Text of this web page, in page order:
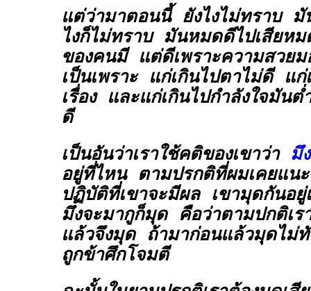
แต่ว่ามาตอนนี้ ยังไงไม่ทราบ มั
ไงก็ไม่ทราบ มันหมดดีไปเสียห
ของคนมี แต่ดีเพราะความสวยม
เป็นเพราะ แก่เกินไปตาไม่ดี แก่
เรื่อง และแก่เกินไปกำลังใจมัน
ดี
เป็นอันว่าเราใช้คติของเขาว่า มึ
อยู่ที่ไหน ตามปรกติที่ผมเคยแน
ปฏิบัติที่เขาจะมีผล เขามุดกันอ
มึงจะมากูก็มุด คือว่าตามปกติเร
แล้วจึงมุด ถ้ามาก่อนแล้วมุดไม่
ถูกข้าศึกโจมตี